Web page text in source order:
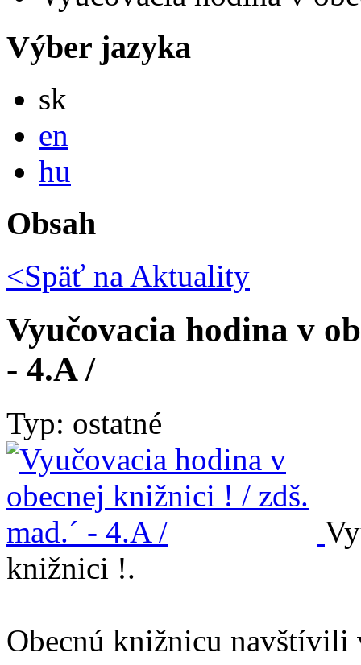
Výber jazyka
sk
en
hu
Obsah
<Späť na Aktuality
Vyučovacia hodina v
- 4.A /
Typ: ostatné
knižnici !.
Obecnú knižnicu navštívili